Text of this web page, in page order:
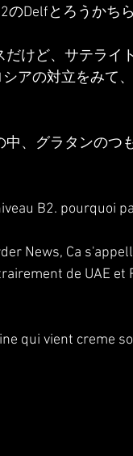
Delfとろうかちら
けど、サテライ
アの対立をみて
、グラタンのつ
B2. pourquoi
News, Ca
de UAE
qui vient creme